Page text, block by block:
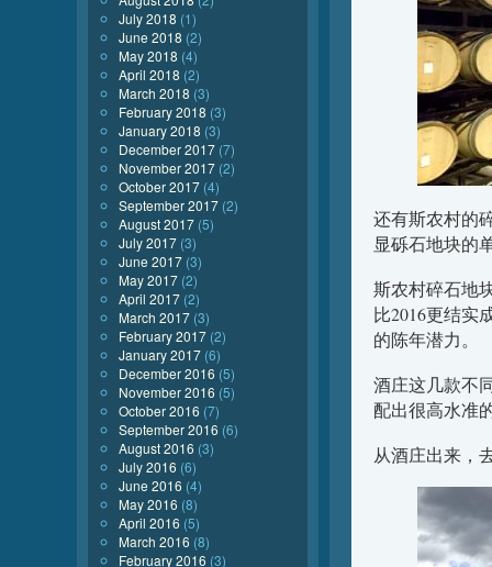
还有斯农村的
显砾石地块的
斯农村碎石地
比2016更结实
的陈年潜力。
酒庄这几款不
配出很高水准
从酒庄出来，
July 2018 (1)
June 2018 (2)
May 2018 (4)
April 2018 (2)
March 2018 (3)
February 2018 (3)
January 2018 (3)
December 2017 (7)
November 2017 (2)
October 2017 (4)
September 2017 (2)
August 2017 (5)
July 2017 (3)
June 2017 (3)
May 2017 (2)
April 2017 (2)
March 2017 (3)
February 2017 (2)
January 2017 (6)
December 2016 (5)
November 2016 (5)
October 2016 (7)
September 2016 (6)
August 2016 (3)
July 2016 (6)
June 2016 (4)
May 2016 (8)
April 2016 (5)
March 2016 (8)
February 2016 (3)